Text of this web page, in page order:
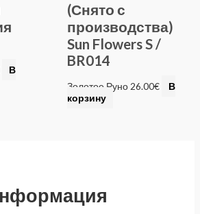
В
(Снято с
производства)
Sun Flowers S /
BR014
Золотое Руно 26.00€
В
корзину